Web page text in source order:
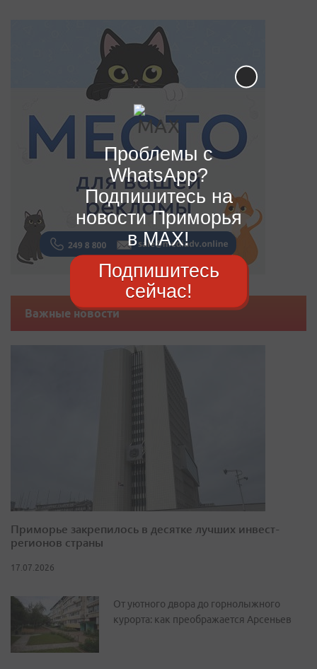
Важные новости
Приморье закрепилось в десятке лучших инвест-
регионов страны
17.07.2026
От уютного двора до горнолыжного
курорта: как преображается Арсеньев
Проблемы с
WhatsApp?
Подпишитесь на
новости Приморья
в MAX!
Подпишитесь
сейчас!